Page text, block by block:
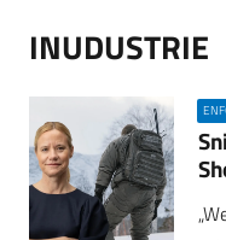
INUDUSTRIE